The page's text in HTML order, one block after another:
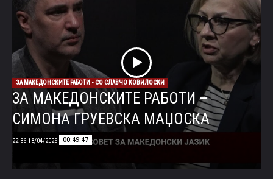
ЗА МАКЕДОНСКИТЕ РАБОТИ - СО СЛАВЧО КОВИЛОСКИ
ЗА МАКЕДОНСКИТЕ РАБОТИ –
СИМОНА ГРУЕВСКА МАЏОСКА
00:49:47
18/04/2025 22:36